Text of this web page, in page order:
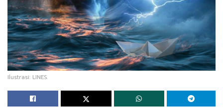
Ilustrasi: LINES.